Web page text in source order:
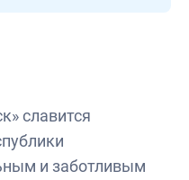
славится
и заботливым